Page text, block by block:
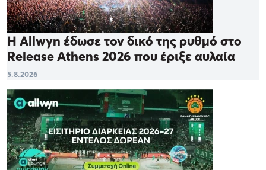
Η Allwyn έδωσε τον δικό της ρυθμό στο
Release Athens 2026 που έριξε αυλαία
5.8.2026